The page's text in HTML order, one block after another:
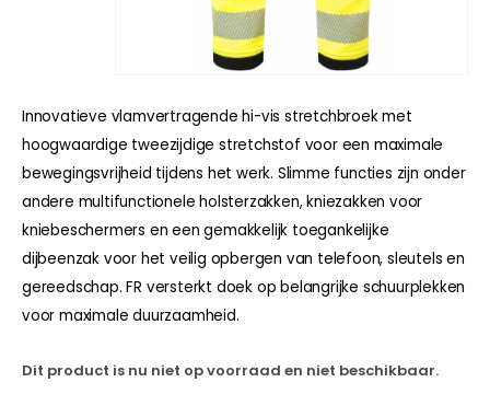
Innovatieve vlamvertragende hi-vis stretchbroek met
hoogwaardige tweezijdige stretchstof voor een maximale
bewegingsvrijheid tijdens het werk. Slimme functies zijn onder
andere multifunctionele holsterzakken, kniezakken voor
kniebeschermers en een gemakkelijk toegankelijke
dijbeenzak voor het veilig opbergen van telefoon, sleutels en
gereedschap. FR versterkt doek op belangrijke schuurplekken
voor maximale duurzaamheid.
Dit product is nu niet op voorraad en niet beschikbaar.